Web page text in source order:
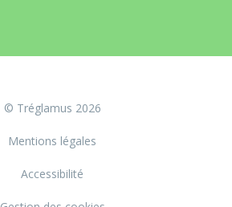
© Tréglamus 2026
Mentions légales
Accessibilité